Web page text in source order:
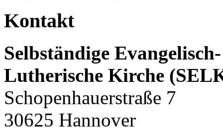
Kontakt
Selbständige Evangelisch-
Lutherische Kirche
Schopenhauerstraße 7
30625 Hannover